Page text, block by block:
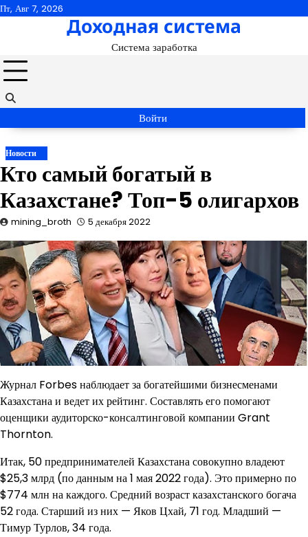
Перейти
Пт, Авг 7, 2026
Доходная система
Система заработка
Войти
Новости
Кто самый богатый в
Казахстане? Топ-5 олигархов
mining_broth 5 декабря 2022
Журнал Forbes наблюдает за богатейшими бизнесменами
Казахстана и ведет их рейтинг. Составлять его помогают
оценщики аудиторско-консалтинговой компании Grant
Thornton.
Итак, 50 предпринимателей Казахстана совокупно владеют
$25,3 млрд (по данным на 1 мая 2022 года). Это примерно по
$774 млн на каждого. Средний возраст казахстанского богача
52 года. Старший из них — Яков Цхай, 71 год. Младший —
Тимур Турлов, 34 года.